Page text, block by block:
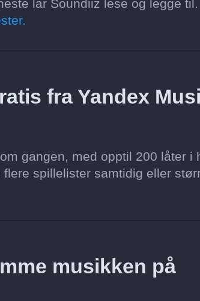
lar Soundiiz lese og legge
fra Yandex
gangen, med opptil 200 låter i
spillelister samtidig eller
musikken på